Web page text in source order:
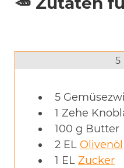
5
5
1 Zehe
100 g Butter
2 EL Olivenöl
1 EL Zucker